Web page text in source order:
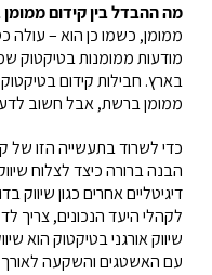
מה ההבדל בין קידום ממומן
ממומן, כשמו כן הוא –
מודעות ממומנות בטיקטוק
בארץ. חבילות קידום
ממומן ברשת, אבל חשוב
כדי לשרוד בתעשייה הזו של
הבנה ברורה כיצד לצלוח שיווק
דיגיטליים אחרים כגון
לקהלי היעד הנכונים, צריך
שיווק אורגני בטיקטוק הוא
עם האשטגים והשקעה לאורך